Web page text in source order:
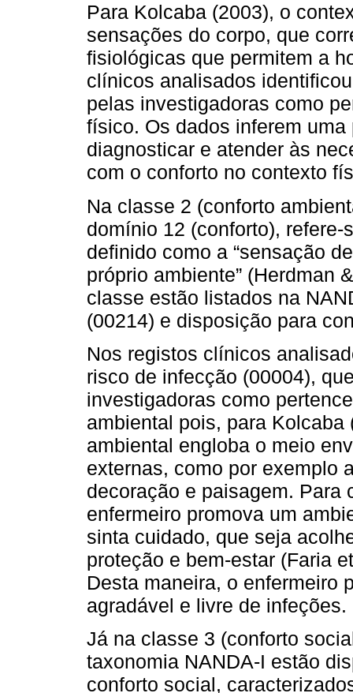
Para Kolcaba (2003), o
sensações do corpo, que
fisiológicas que permitem a
clínicos analisados
pelas investigadoras como
físico. Os dados inferem
diagnosticar e atender às
com o conforto no contexto
Na classe 2 (conforto
domínio 12 (conforto),
definido como a “sensação
próprio ambiente” (Herdman
classe estão listados na
(00214) e disposição para
Nos registos clínicos
risco de infecção (00004),
investigadoras como
ambiental pois, para
ambiental engloba o meio
externas, como por exemplo
decoração e paisagem. Para
enfermeiro promova um
sinta cuidado, que seja
proteção e bem-estar (Faria
Desta maneira, o enfermeiro
agradável e livre de infeções.
Já na classe 3 (conforto
taxonomia NANDA-I estão
conforto social,